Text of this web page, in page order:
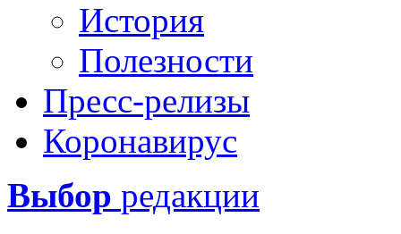
История
Полезности
Пресс-релизы
Коронавирус
Выбор редакции